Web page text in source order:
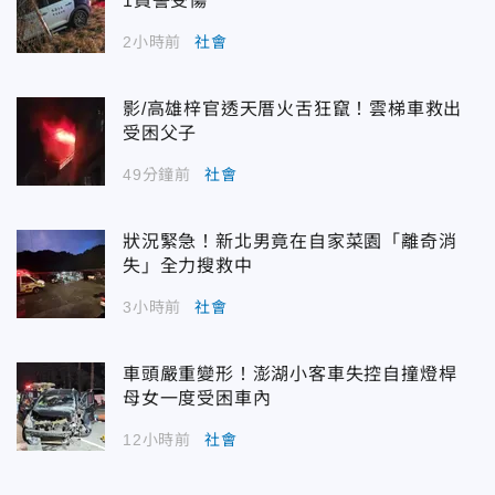
2小時前 社會
影/高雄梓官透天厝火舌狂竄！雲梯車救出
受困父子
49分鐘前 社會
狀況緊急！新北男竟在自家菜園「離奇消
失」全力搜救中
3小時前 社會
車頭嚴重變形！澎湖小客車失控自撞燈桿
母女一度受困車內
12小時前 社會